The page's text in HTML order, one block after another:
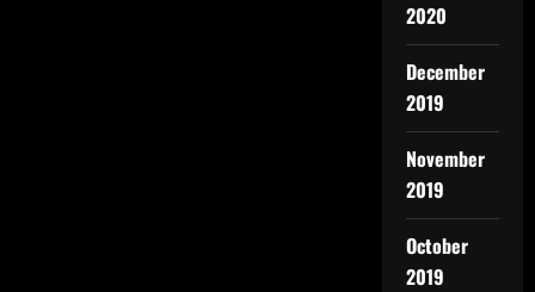
2020
December
2019
November
2019
October
2019